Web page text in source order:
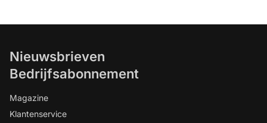
Nieuwsbrieven
Bedrijfsabonnement
Magazine
Klantenservice